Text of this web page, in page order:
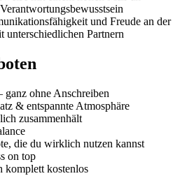
und Freude an der
unterschiedlichen Partnern
ganz ohne Anschreiben
& entspannte Atmosphäre
zusammenhält
die du wirklich nutzen kannst
on top
komplett kostenlos